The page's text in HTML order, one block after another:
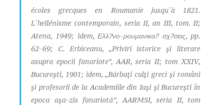
écoles grecques en Roumanie jusqu`à 1821.
L`hellénisme contemporain, seria II, an III, tom. II;
Atena, 1949; idem,Ελλ?νο-ρουμανικα? σχ?σεις, pp.
62-69; C. Erbiceanu, „Priviri istorice şi literare
asupra epocii fanariote”, AAR, seria II; tom XXIV,
Bucureşti, 1901; idem, „Bărbaţi culţi greci şi români
şi profesorii de la Academiile din Iaşi şi Bucureşti în
epoca aşa-zis fanariotă”, AARMSI, seria II, tom